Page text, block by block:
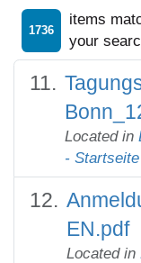
1736
items
your
Located in
- Startseite
EN.pdf
Located in